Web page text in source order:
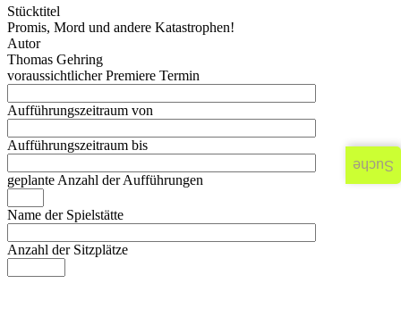
Stücktitel
Promis, Mord und andere Katastrophen!
Autor
Thomas Gehring
voraussichtlicher Premiere Termin
Aufführungszeitraum von
Aufführungszeitraum bis
geplante Anzahl der Aufführungen
Name der Spielstätte
Anzahl der Sitzplätze
Suche